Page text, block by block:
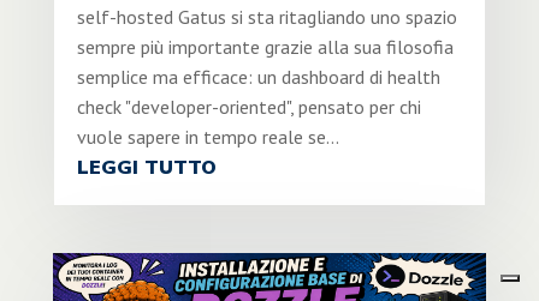
self-hosted Gatus si sta ritagliando uno spazio
sempre più importante grazie alla sua filosofia
semplice ma efficace: un dashboard di health
check "developer-oriented", pensato per chi
vuole sapere in tempo reale se...
LEGGI TUTTO